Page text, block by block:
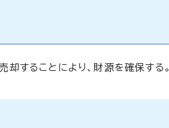
することにより、財源を確保する。